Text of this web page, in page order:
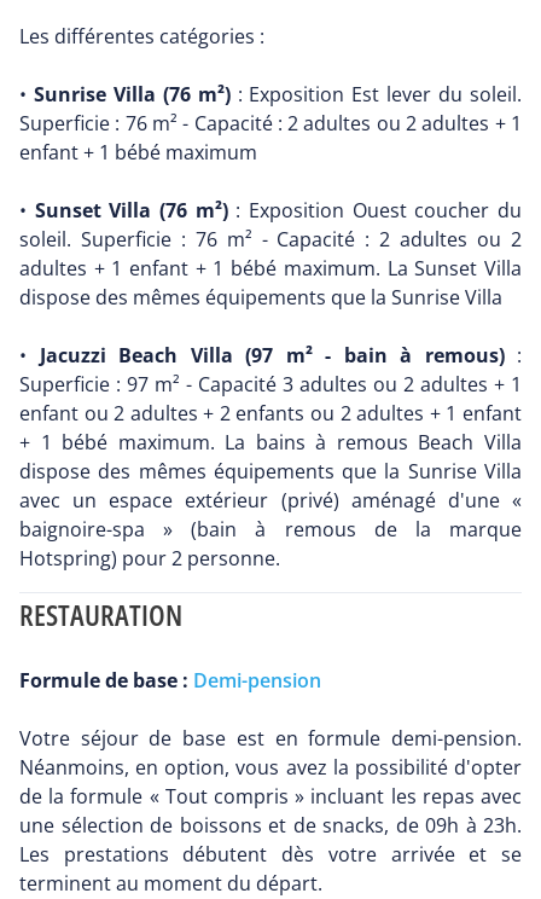
Les différentes catégories :
• Sunrise Villa (76 m²): Exposition Est lever du soleil.
Superficie : 76 m² - Capacité : 2 adultes ou 2 adultes + 1
enfant + 1 bébé maximum
• Sunset Villa (76 m²): Exposition Ouest coucher du
soleil. Superficie : 76 m² - Capacité : 2 adultes ou 2
adultes + 1 enfant + 1 bébé maximum. La Sunset Villa
dispose des mêmes équipements que la Sunrise Villa
• Jacuzzi Beach Villa (97 m² - bain à remous):
Superficie : 97 m² - Capacité 3 adultes ou 2 adultes + 1
enfant ou 2 adultes + 2 enfants ou 2 adultes + 1 enfant
+ 1 bébé maximum. La bains à remous Beach Villa
dispose des mêmes équipements que la Sunrise Villa
avec un espace extérieur (privé) aménagé d'une «
baignoire-spa » (bain à remous de la marque
Hotspring) pour 2 personne.
RESTAURATION
Formule de base : Demi-pension
Votre séjour de base est en formule demi-pension.
Néanmoins, en option, vous avez la possibilité d'opter
de la formule « Tout compris » incluant les repas avec
une sélection de boissons et de snacks, de 09h à 23h.
Les prestations débutent dès votre arrivée et se
terminent au moment du départ.